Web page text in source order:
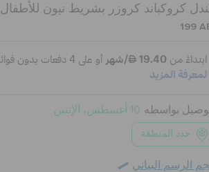
كروكباند كروزر بشريط نيون للأطفال
199
بواسطه 10 أغسطس، الإثنين
حدد المنطقة
الرسم البياني